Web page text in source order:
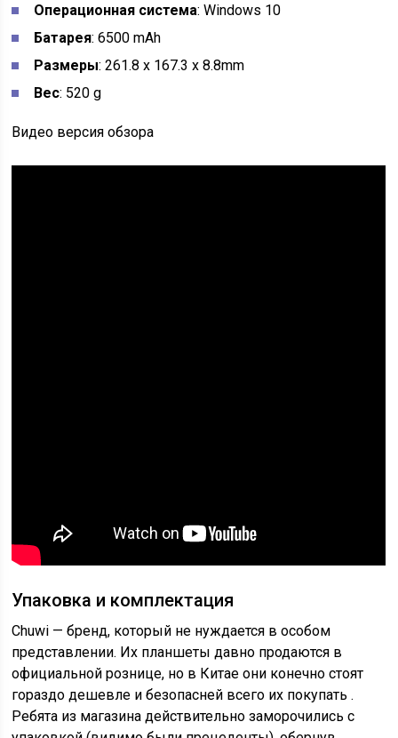
Операционная система: Windows 10
Батарея: 6500 mAh
Размеры: 261.8 x 167.3 x 8.8mm
Вес: 520 g
Видео версия обзора
Упаковка и комплектация
Chuwi — бренд, который не нуждается в особом
представлении. Их планшеты давно продаются в
официальной рознице, но в Китае они конечно стоят
гораздо дешевле и безопасней всего их покупать .
Ребята из магазина действительно заморочились с